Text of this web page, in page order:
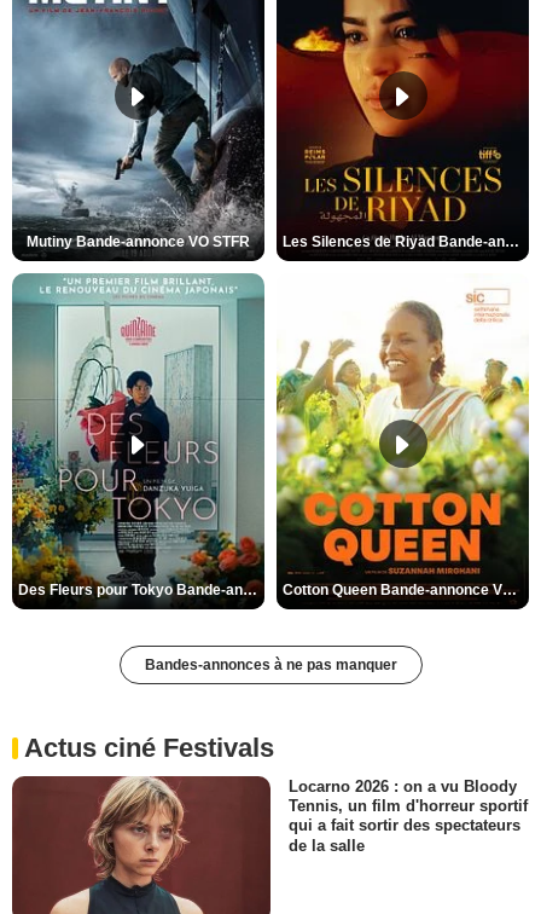
Mutiny Bande-annonce VO STFR Les Silences de Riyad Bande-annonce VO STFR
Des Fleurs pour Tokyo Bande-annonce VO STFR Cotton Queen Bande-annonce VO STFR
Bandes-annonces à ne pas manquer
Actus ciné Festivals
Locarno 2026 : on a vu Bloody
Tennis, un film d'horreur sportif
qui a fait sortir des spectateurs
de la salle